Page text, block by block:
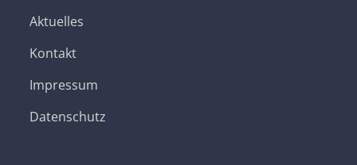
Aktuelles
Kontakt
Impressum
Datenschutz